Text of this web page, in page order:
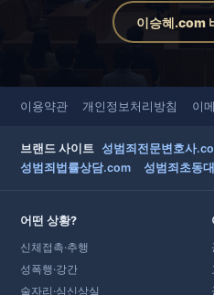
이승혜.com
이용약관 개인정보처리방침 이
브랜드 사이트 성범죄전문변호사
성범죄법률상담.com
성범죄초동
어떤 상황?
신체접촉·추행
성폭행·강간
술자리·심신상실